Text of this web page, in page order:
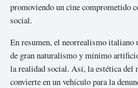
promoviendo un cine comprometido
social.
En resumen, el neorrealismo
de gran naturalismo y mínimo
la realidad social. Así, la estética del
convierte en un vehículo para la